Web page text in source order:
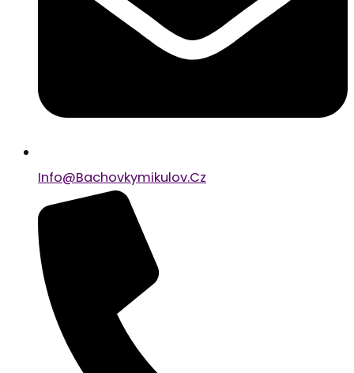
Info@bachovkymikulov.cz